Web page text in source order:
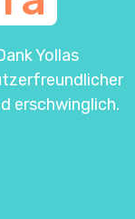
Yollas
erschwinglich.